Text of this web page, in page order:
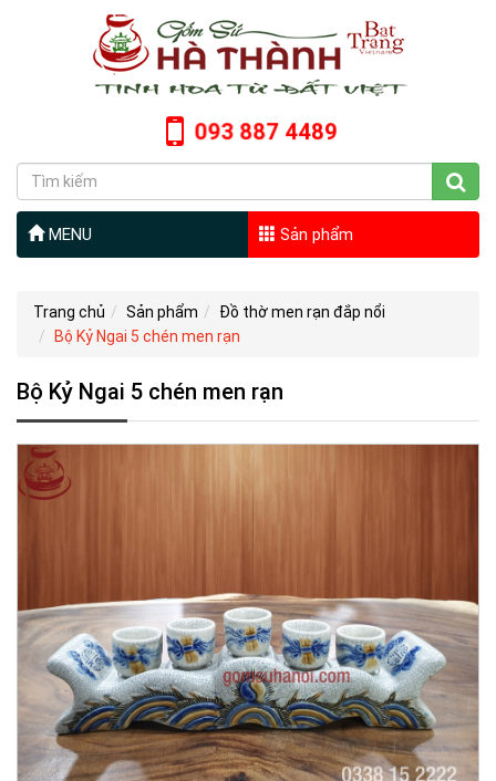
093 887 4489
MENU Sản phẩm
Trang chủ Sản phẩm
Đồ thờ men rạn đắp nổi
Bộ Kỷ Ngai 5 chén men rạn
Bộ Kỷ Ngai 5 chén men rạn